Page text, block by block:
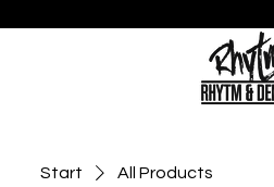
Start All Products